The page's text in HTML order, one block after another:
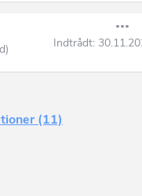
Indtrådt:
(11)